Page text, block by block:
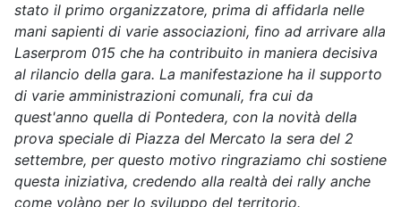
stato il primo organizzatore, prima di affidarla nelle
mani sapienti di varie associazioni, fino ad arrivare alla
Laserprom 015 che ha contribuito in maniera decisiva
al rilancio della gara. La manifestazione ha il supporto
di varie amministrazioni comunali, fra cui da
quest'anno quella di Pontedera, con la novità della
prova speciale di Piazza del Mercato la sera del 2
settembre, per questo motivo ringraziamo chi sostiene
questa iniziativa, credendo alla realtà dei rally anche
come volàno per lo sviluppo del territorio.